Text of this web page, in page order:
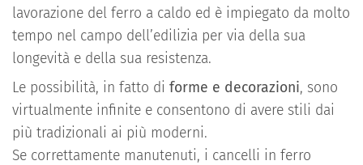
lavorazione del ferro a caldo ed è impiegato da molto
tempo nel campo dell’edilizia per via della sua
longevità e della sua resistenza.
Le possibilità, in fatto di forme e decorazioni, sono
virtualmente infinite e consentono di avere stili dai
più tradizionali ai più moderni.
Se correttamente manutenuti, i cancelli in ferro